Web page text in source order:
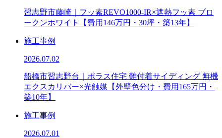
習志野市藤崎｜フッ素REVO1000-IR×遮熱フッ素 ブロ
ークンホワイト【費用146万円・30坪・築13年】
施工事例
2026.07.02
船橋市習志野台｜ポラス住宅 難付着サイディング 無機
エクスカリバー×光触媒【外壁色分け・費用165万円・
築10年】
施工事例
2026.07.01